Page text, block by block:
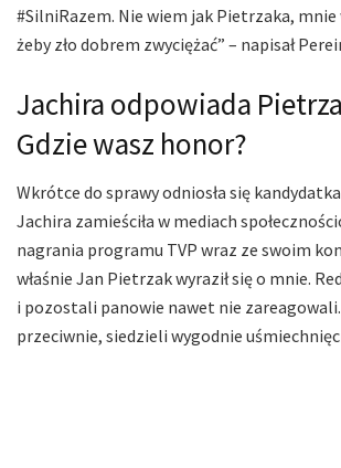
#SilniRazem. Nie wiem jak Pietrzaka, mnie
żeby zło dobrem zwyciężać” – napisał
Jachira odpowiada
Gdzie wasz honor?
Wkrótce do sprawy odniosła się
Jachira zamieściła w mediach
nagrania programu TVP wraz ze swoim
właśnie Jan Pietrzak wyraził się o mnie.
i pozostali panowie nawet nie
przeciwnie, siedzieli wygodnie